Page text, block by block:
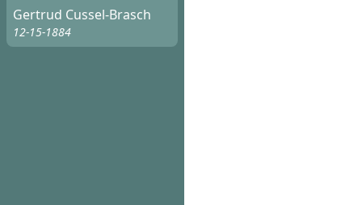
Gertrud Cussel-Brasch
12-15-1884